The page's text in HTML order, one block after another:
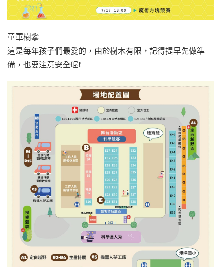
童軍樹攀
這是每年孩子們最愛的，由於樹木有限，記得提早先做準
備，也要注意安全喔❗️